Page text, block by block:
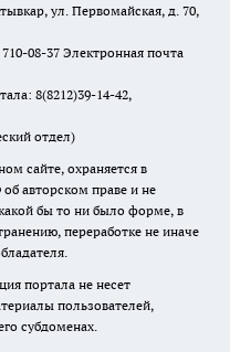
ул. Первомайская, д. 70,
08-37Электронная почта
8(8212)39-14-42,
отдел)
сайте, охраняется в
авторском праве и не
бы то ни было форме, в
переработке не иначе
портала не несет
пользователей,
субдоменах.